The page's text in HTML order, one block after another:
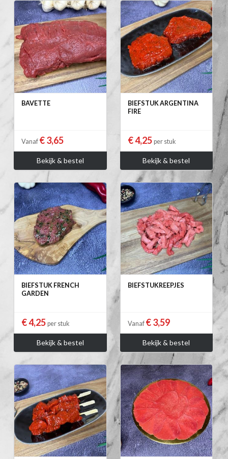
BAVETTE
Vanaf € 3,65
Bekijk & bestel
BIEFSTUK ARGENTINA
FIRE
€ 4,25 per stuk
Bekijk & bestel
BIEFSTUK FRENCH
GARDEN
€ 4,25 per stuk
Bekijk & bestel
BIEFSTUKREEPJES
Vanaf € 3,59
Bekijk & bestel